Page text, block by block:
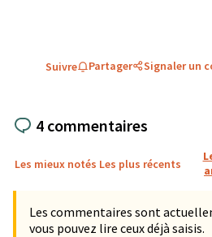
Suivre Partager Signaler un
4 commentaires
Les mieux notés Les plus récents
Les commentaires sont
vous pouvez lire ceux déjà saisis.